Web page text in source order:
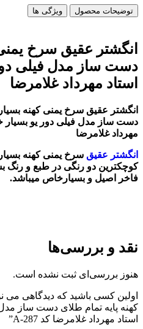
توضیحات محصول ویژگی ها
انگشتر عقیق سرخ
دست ساز مدل فیلی
استاد مهرداد غلامرضا
انگشتر عقیق سرخ یمنی کهنه
دست ساز مدل فیلی دور یو بسیار
مهرداد غلامرضا
انگشتر عقیق سرخ یمنی کهنه
کوچکترین دو رنگی در طبع و رنگ
فاخر اصیل و بسیارخاص میباشد.
نقد و بررسی‌ها
هنوز بررسی‌ای ثبت نشده است.
اولین کسی باشید که دیدگاهی
کهنه پایه تمام طلای دست ساز مدل
استاد مهرداد غلامرضا کد A-287”